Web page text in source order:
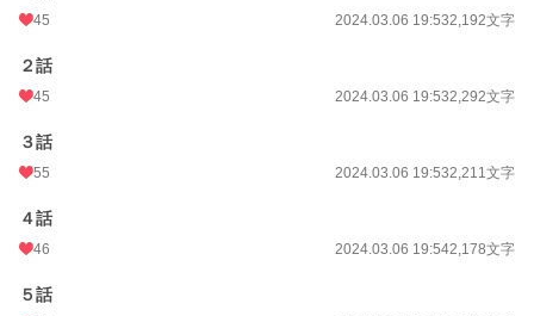
初回公開日時
週間ポイント
月間ポイント
年間ポイント
45 2024.03.06 19:532,192文字
２話
45 2024.03.06 19:532,292文字
３話
55 2024.03.06 19:532,211文字
４話
46 2024.03.06 19:542,178文字
５話